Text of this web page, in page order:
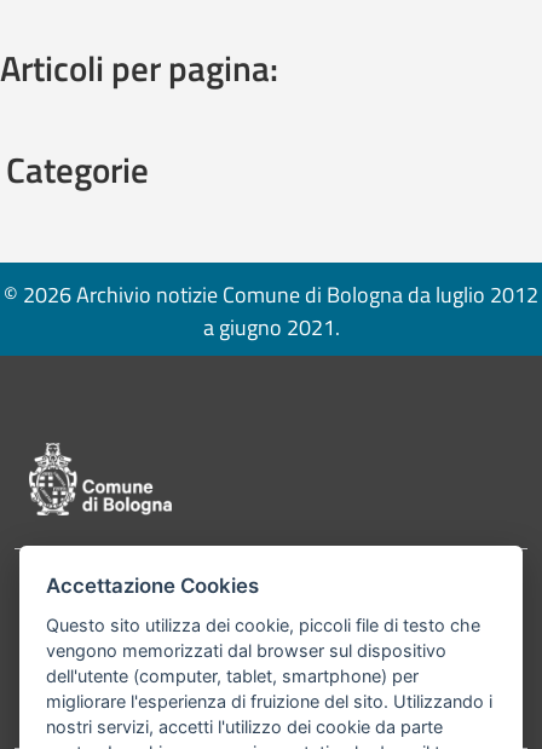
Articoli per pagina:
Categorie
© 2026 Archivio notizie Comune di Bologna da luglio 2012
a giugno 2021.
Contatti
Bologna P.Iva 01232710374 Cod. IBAN: IT 88 R
02008 02435 000020067156
Telefono:051203040
Accettazione Cookies
Questo sito utilizza dei cookie, piccoli file di testo che
vengono memorizzati dal browser sul dispositivo
dell'utente (computer, tablet, smartphone) per
migliorare l'esperienza di fruizione del sito. Utilizzando i
nostri servizi, accetti l'utilizzo dei cookie da parte